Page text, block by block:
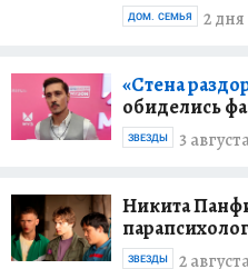
2
ДОМ. СЕМЬЯ
«Стена
обиделись
3
ЗВЕЗДЫ
Никита
2
ЗВЕЗДЫ